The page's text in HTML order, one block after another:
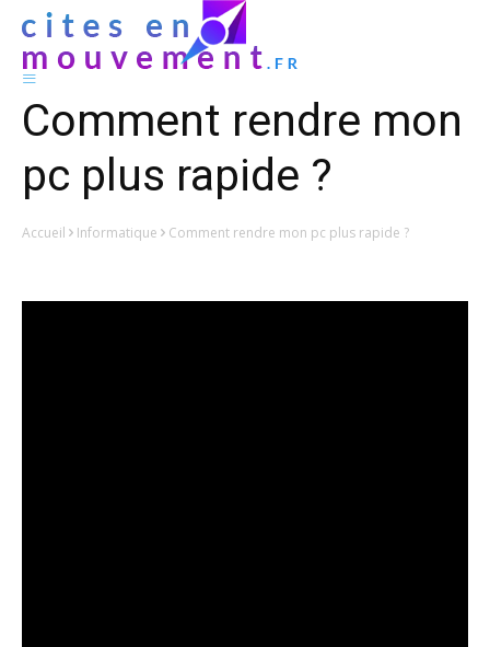
Comment rendre mon
pc plus rapide ?
Accueil Informatique Comment rendre mon pc plus rapide ?